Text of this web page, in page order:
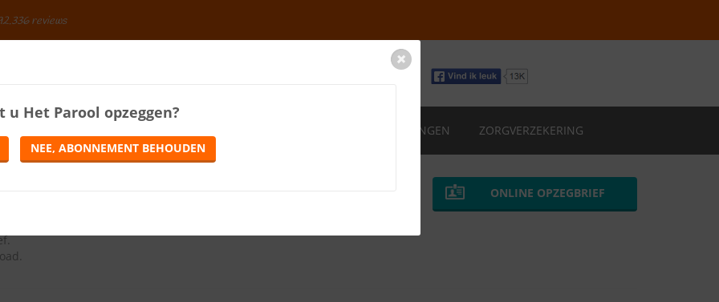
reviews
VERZEKERINGEN ZORGVERZEKERING
de knop Abonnement opzeggen.
.
ONLINE OPZEGBRIEF
u Het Parool opzeggen?
NEE, ABONNEMENT BEHOUDEN